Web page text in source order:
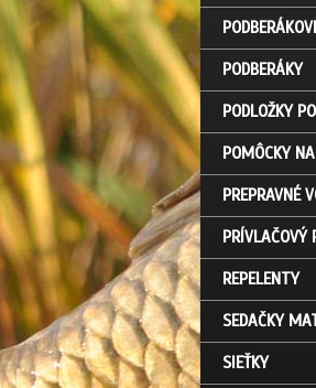
PODBERÁKY
PODLOŽKY
POMÔCKY
PREPRAVNÉ
PRÍVLAČOVÝ
REPELENTY
SEDAČKY
SIEŤKY